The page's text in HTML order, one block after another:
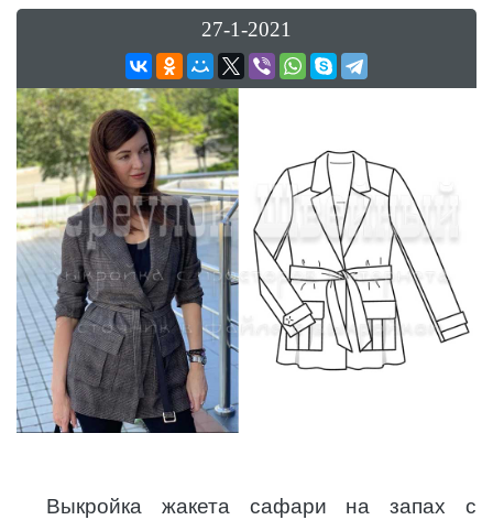
27-1-2021
Выкройка жакета сафари на запах с